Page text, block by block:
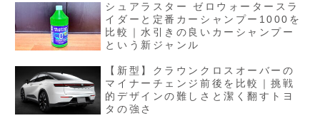
シュアラスター ゼロウォータースラ
イダーと定番カーシャンプー1000を
比較｜水引きの良いカーシャンプー
という新ジャンル
【新型】クラウンクロスオーバーの
マイナーチェンジ前後を比較｜挑戦
的デザインの難しさと潔く翻すトヨ
タの強さ